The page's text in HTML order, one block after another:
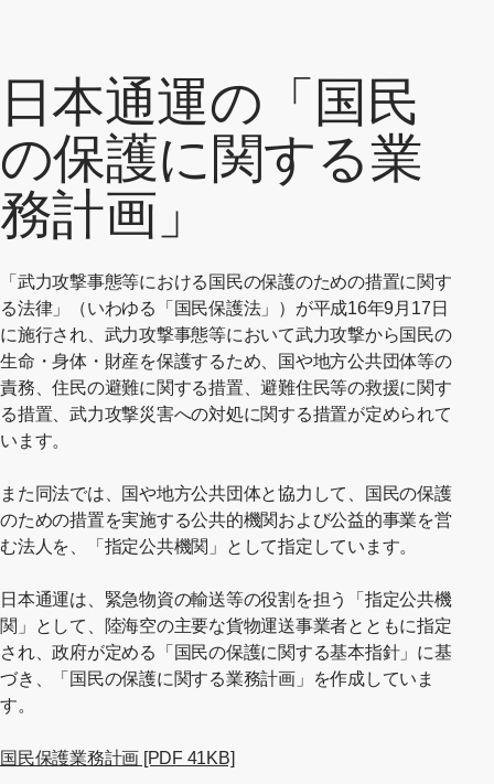
日本通運の「国民
の保護に関する業
務計画」
「武力攻撃事態等における国民の保護のための措置に関す
る法律」（いわゆる「国民保護法」）が平成16年9月17日
に施行され、武力攻撃事態等において武力攻撃から国民の
生命・身体・財産を保護するため、国や地方公共団体等の
責務、住民の避難に関する措置、避難住民等の救援に関す
る措置、武力攻撃災害への対処に関する措置が定められて
います。
また同法では、国や地方公共団体と協力して、国民の保護
のための措置を実施する公共的機関および公益的事業を営
む法人を、「指定公共機関」として指定しています。
日本通運は、緊急物資の輸送等の役割を担う「指定公共機
関」として、陸海空の主要な貨物運送事業者とともに指定
され、政府が定める「国民の保護に関する基本指針」に基
づき、「国民の保護に関する業務計画」を作成していま
す。
国民保護業務計画 [PDF 41KB]